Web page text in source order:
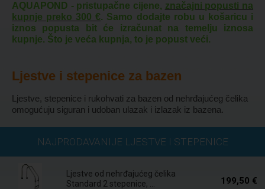
AQUAPOND - pristupačne cijene, značajni popusti na
kupnje preko 300 €. Samo dodajte robu u košaricu i
iznos popusta bit će izračunat na temelju iznosa
kupnje. Što je veća kupnja, to je popust veći.
Ljestve i stepenice za bazen
Ljestve, stepenice i rukohvati za bazen od nehrđajućeg čelika
omogućuju siguran i udoban ulazak i izlazak iz bazena.
NAJPRODAVANIJE LJESTVE I STEPENICE
Ljestve od nehrđajućeg čelika
Standard 2 stepenice, ...
199,50 €
Isporuka u roku
24 sata